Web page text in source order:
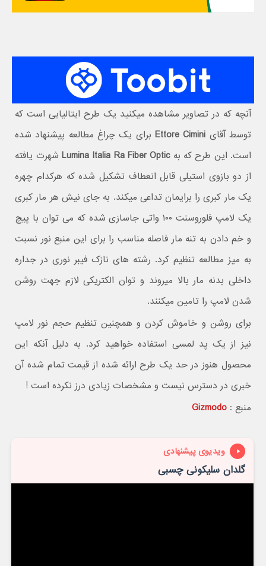
آنچه که در تصاوير مشاهده میکنید یک طرح ایتالیایی است که
توسط آقای Ettore Cimini برای یک چراغ مطالعه پیشنهاد شده
است. این طرح که بهLumina Italia Ra Fiber Optic شهرت یافته
از دو بازوی استیلی قابل انعطاف تشکیل شده که هرکدام چهره
یک مار کبری را برایمان تداعی میکند. به جای نیش هر مار کبری
یک لامپ فلوروسنت ۱۰۰ واتی جاسازی شده که می توان با پیچ
و خم دادن به تنه مار فاصله مناسب را برای این منبع نور نسبت
به میز مطالعه تنظیم کرد. رشته های نازک فیبر نوری در جداره
داخلی بدنه مار بالا میروند و توان الکتریکی لازم جهت روشن
شدن لامپ را تامین میکنند.
برای روشن و خاموش کردن و همچنین تنظیم حجم نور لامپ
نیز از یک پد لمسی استفاده خواهید کرد. به دلیل آنکه این
محصول هنوز در حد یک طرح ارائه شده از قیمت تمام شده آن
خبری در دسترس نیست و مشخصات زیادی درز نکرده است !
منبع :Gizmodo
ویدیوی پیشنهادی
گلدان سلیکونی چسبی